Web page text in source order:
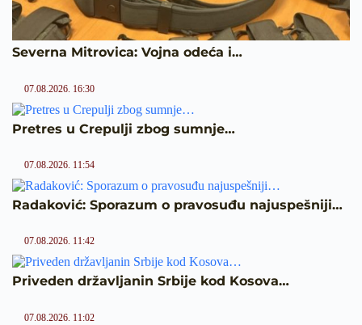
Severna Mitrovica: Vojna odeća i…
07.08.2026. 16:30
Pretres u Crepulji zbog sumnje…
07.08.2026. 11:54
Radaković: Sporazum o pravosuđu najuspešniji…
07.08.2026. 11:42
Priveden državljanin Srbije kod Kosova…
07.08.2026. 11:02